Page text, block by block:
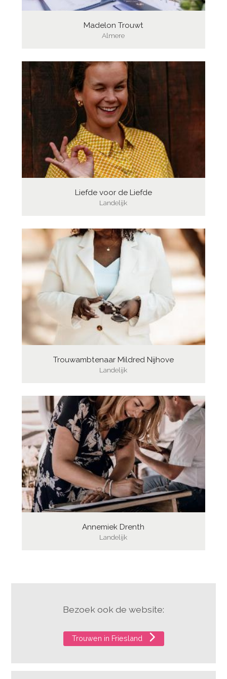
Madelon Trouwt
Almere
Liefde voor de Liefde
Landelijk
Trouwambtenaar Mildred Nijhove
Landelijk
Annemiek Drenth
Landelijk
Bezoek ook de website:
Trouwen in Friesland